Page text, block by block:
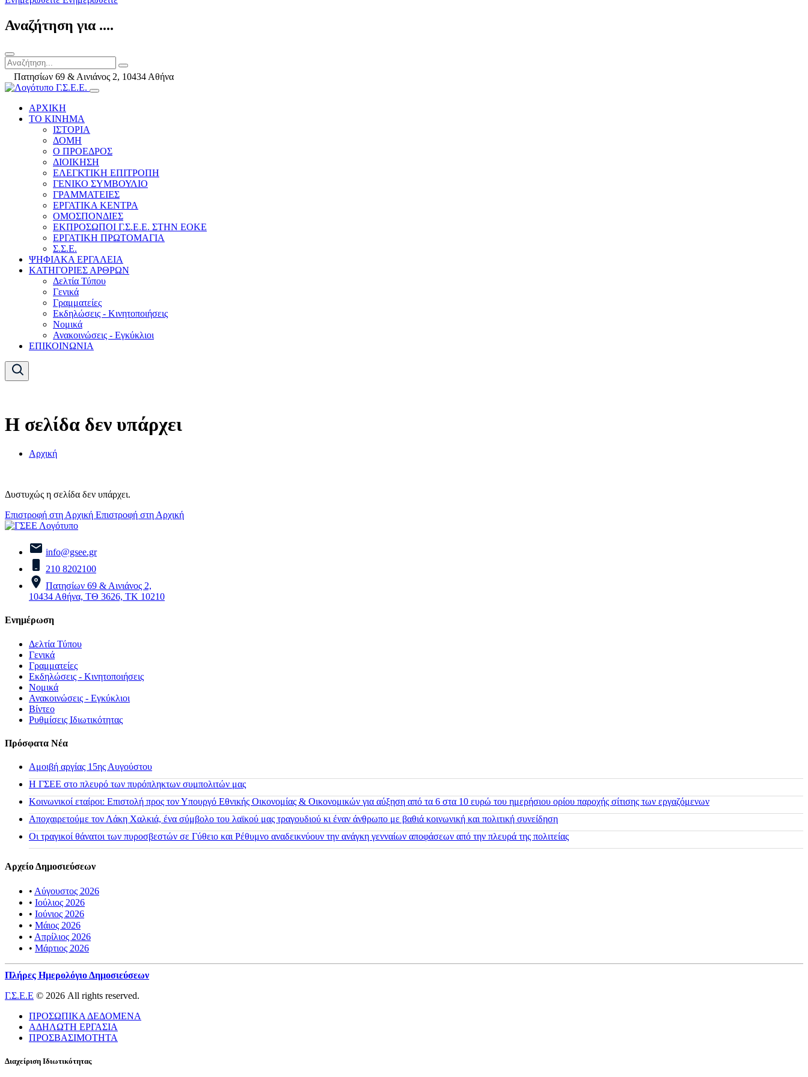
Αναζήτηση για ....
Πατησίων 69 & Αινιάνος 2, 10434 Αθήνα
ΑΡΧΙΚΗ
ΤΟ ΚΙΝΗΜΑ
ΙΣΤΟΡΙΑ
ΔΟΜΗ
Ο ΠΡΟΕΔΡΟΣ
ΔΙΟΙΚΗΣΗ
ΕΛΕΓΚΤΙΚΗ ΕΠΙΤΡΟΠΗ
ΓΕΝΙΚΟ ΣΥΜΒΟΥΛΙΟ
ΓΡΑΜΜΑΤΕΙΕΣ
ΕΡΓΑΤΙΚΑ ΚΕΝΤΡΑ
ΟΜΟΣΠΟΝΔΙΕΣ
ΕΚΠΡΟΣΩΠΟΙ Γ.Σ.Ε.Ε. ΣΤΗΝ ΕΟΚΕ
ΕΡΓΑΤΙΚΗ ΠΡΩΤΟΜΑΓΙΑ
Σ.Σ.Ε.
ΨΗΦΙΑΚΑ ΕΡΓΑΛΕΙΑ
ΚΑΤΗΓΟΡΙΕΣ ΑΡΘΡΩΝ
Δελτία Τύπου
Γενικά
Γραμματείες
Εκδηλώσεις - Κινητοποιήσεις
Νομικά
Ανακοινώσεις - Εγκύκλιοι
ΕΠΙΚΟΙΝΩΝΙΑ
Η σελίδα δεν υπάρχει
Αρχική
Δυστυχώς η σελίδα δεν υπάρχει.
Επιστροφή στη Αρχική Επιστροφή στη Αρχική
info@gsee.gr
210 8202100
Πατησίων 69 & Αινιάνος 2,
10434 Αθήνα, ΤΘ 3626, ΤΚ 10210
Ενημέρωση
Δελτία Τύπου
Γενικά
Γραμματείες
Εκδηλώσεις - Κινητοποιήσεις
Νομικά
Ανακοινώσεις - Εγκύκλιοι
Βίντεο
Ρυθμίσεις Ιδιωτικότητας
Πρόσφατα Νέα
Αμοιβή αργίας 15ης Αυγούστου
H ΓΣΕΕ στο πλευρό των πυρόπληκτων συμπολιτών μας
Κοινωνικοί εταίροι: Επιστολή προς τον Υπουργό Εθνικής Οικονομίας & Οικονομικών για αύξηση από τα 6 στα 10 ευρώ του ημερήσιου ορίου παροχής σίτισης των εργαζόμενων
Αποχαιρετούμε τον Λάκη Χαλκιά, ένα σύμβολο του λαϊκού μας τραγουδιού κι έναν άνθρωπο με βαθιά κοινωνική και πολιτική συνείδηση
Οι τραγικοί θάνατοι των πυροσβεστών σε Γύθειο και Ρέθυμνο αναδεικνύουν την ανάγκη γενναίων αποφάσεων από την πλευρά της πολιτείας
Αρχείο Δημοσιεύσεων
• Αύγουστος 2026
• Ιούλιος 2026
• Ιούνιος 2026
• Μάιος 2026
• Απρίλιος 2026
• Μάρτιος 2026
Πλήρες Ημερολόγιο Δημοσιεύσεων
Γ.Σ.Ε.Ε © 2026 All rights reserved.
ΠΡΟΣΩΠΙΚΑ ΔΕΔΟΜΕΝΑ
ΑΔΗΛΩΤΗ ΕΡΓΑΣΙΑ
ΠΡΟΣΒΑΣΙΜΟΤΗΤΑ
Διαχείριση Ιδιωτικότητας